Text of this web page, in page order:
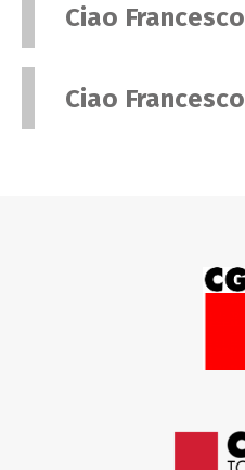
Ciao Francesco
Ciao Francesco